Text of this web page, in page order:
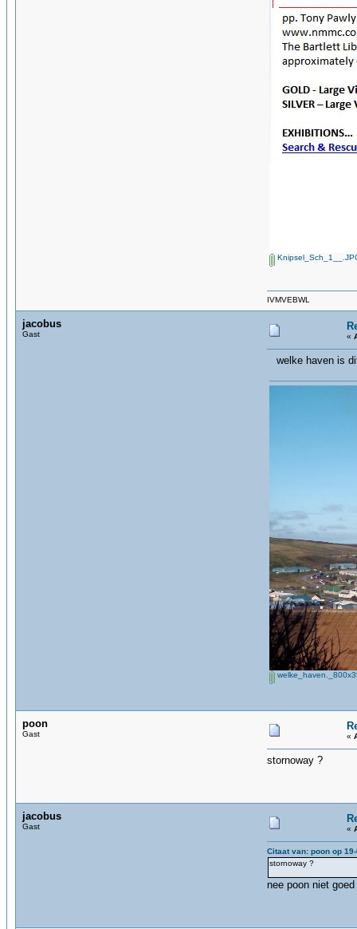
IVMVEBWL
jacobus
Gast «
welke haven is
poon
Gast «
stornoway ?
jacobus
Gast «
Citaat van: poon op
stornoway ?
nee poon niet goed